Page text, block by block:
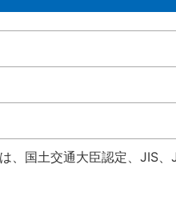
は、国土交通大臣認定、